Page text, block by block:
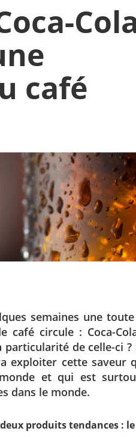
café
semaines une
café circule : Coca-
particularité de celle-ci
exploiter cette
et qui est
dans le monde.
deux produits tendances :